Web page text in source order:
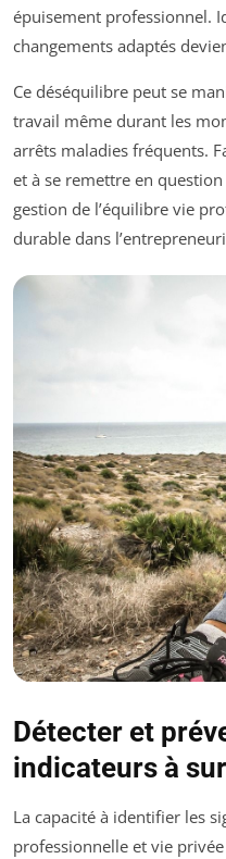
épuisement professionnel.
changements adaptés
Ce déséquilibre peut se
travail même durant les
arrêts maladies fréquents.
et à se remettre en
gestion de l’équilibre vie
durable dans
Détecter et
indicateurs à
La capacité à identifier les
professionnelle et vie